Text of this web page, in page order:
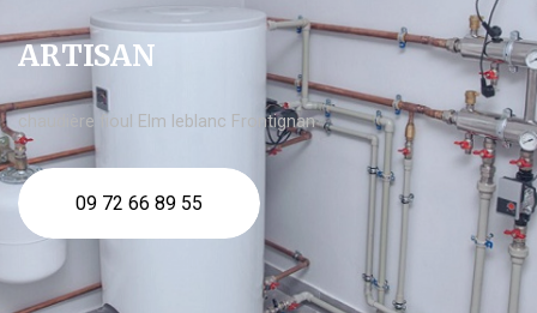
ARTISAN
chaudière fioul Elm leblanc Frontignan
09 72 66 89 55